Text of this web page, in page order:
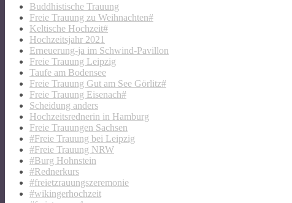
Buddhistische Trauung
Freie Trauung zu Weihnachten#
Keltische Hochzeit#
Hochzeitsjahr 2021
Erneuerung-ja im Schwind-Pavillon
Freie Trauung Leipzig
Taufe am Bodensee
Freie Trauung Gut am See Görlitz#
Freie Trauung Eisenach#
Scheidung anders
Hochzeitsrednerin in Hamburg
Freie Trauungen Sachsen
#Freie Trauung bei Leipzig
#Freie Trauung NRW
#Burg Hohnstein
#Rednerkurs
#freietzrauungszeremonie
#wikingerhochzeit